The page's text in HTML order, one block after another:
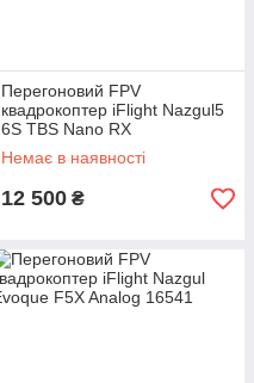
Перегоновий FPV
квадрокоптер iFlight Nazgul5
6S TBS Nano RX
Немає в наявності
12 500 ₴